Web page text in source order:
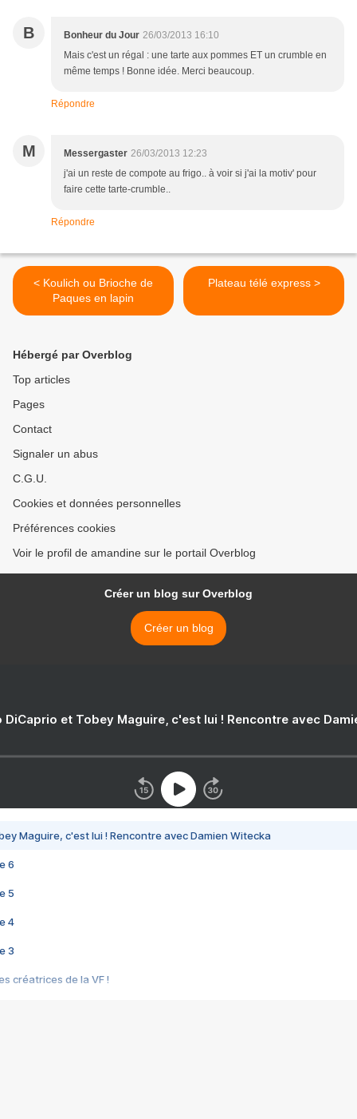
B Bonheur du Jour 26/03/2013 16:10
Mais c'est un régal : une tarte aux pommes ET un crumble en
même temps ! Bonne idée. Merci beaucoup.
Répondre
M Messergaster 26/03/2013 12:23
j'ai un reste de compote au frigo.. à voir si j'ai la motiv' pour
faire cette tarte-crumble..
Répondre
< Koulich ou Brioche de
Paques en lapin
Plateau télé express >
Hébergé par Overblog
Top articles
Pages
Contact
Signaler un abus
C.G.U.
Cookies et données personnelles
Préférences cookies
Voir le profil de amandine sur le portail Overblog
Créer un blog sur Overblog
Créer un blog
DiCaprio et Tobey Maguire, c'est lui ! Rencontre avec
Maguire, c'est lui ! Rencontre avec Damien Witecka
6
5
4
3
créatrices de la VF !